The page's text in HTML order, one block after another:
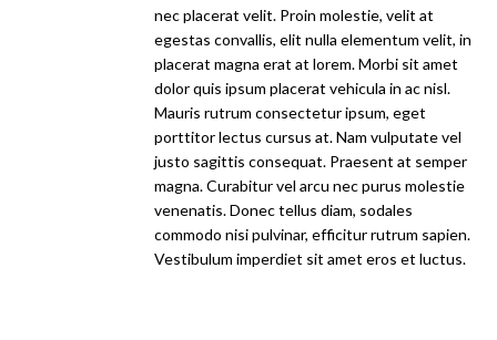
nec placerat velit. Proin molestie, velit at
egestas convallis, elit nulla elementum velit, in
placerat magna erat at lorem. Morbi sit amet
dolor quis ipsum placerat vehicula in ac nisl.
Mauris rutrum consectetur ipsum, eget
porttitor lectus cursus at. Nam vulputate vel
justo sagittis consequat. Praesent at semper
magna. Curabitur vel arcu nec purus molestie
venenatis. Donec tellus diam, sodales
commodo nisi pulvinar, efficitur rutrum sapien.
Vestibulum imperdiet sit amet eros et luctus.